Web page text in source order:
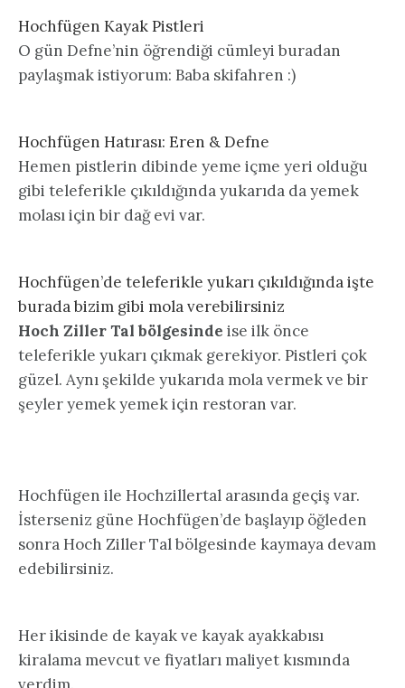
Hochfügen Kayak Pistleri
O gün Defne’nin öğrendiği cümleyi buradan
paylaşmak istiyorum: Baba skifahren :)
Hochfügen Hatırası: Eren & Defne
Hemen pistlerin dibinde yeme içme yeri olduğu
gibi teleferikle çıkıldığında yukarıda da yemek
molası için bir dağ evi var.
Hochfügen’de teleferikle yukarı çıkıldığında işte
burada bizim gibi mola verebilirsiniz
Hoch Ziller Tal bölgesinde ise ilk önce
teleferikle yukarı çıkmak gerekiyor. Pistleri çok
güzel. Aynı şekilde yukarıda mola vermek ve bir
şeyler yemek yemek için restoran var.
Hochfügen ile Hochzillertal arasında geçiş var.
İsterseniz güne Hochfügen’de başlayıp öğleden
sonra Hoch Ziller Tal bölgesinde kaymaya devam
edebilirsiniz.
Her ikisinde de kayak ve kayak ayakkabısı
kiralama mevcut ve fiyatları maliyet kısmında